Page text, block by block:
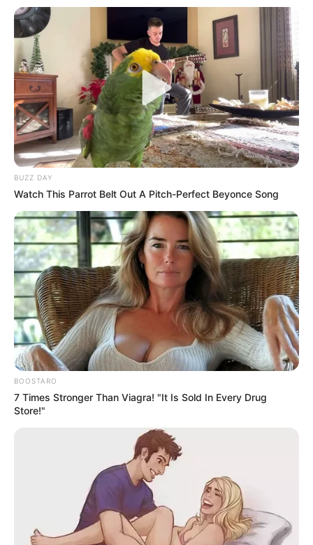
Guatemala Dental
GUATEMALA DENTAL
2026 Joint Wellness Assessment Is Now Available
JOINT CARE
Could Everyday Habits Affect Your Joint Comfort?
BUZZ DAY
Watch This Parrot Belt Out A Pitch-Perfect Beyonce Song
BOOSTARO
7 Times Stronger Than Viagra! "It Is Sold In Every Drug
Store!"